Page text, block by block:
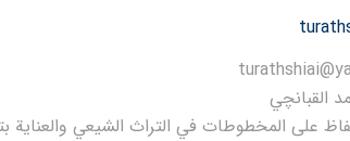
القبانچي
على المخطوطات في التراث الشيعي والعناية